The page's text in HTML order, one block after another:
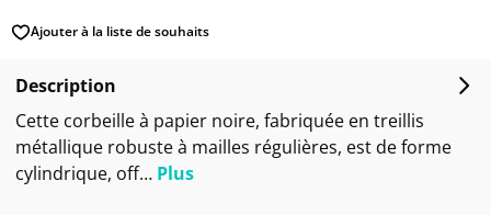
Ajouter à la liste de souhaits
Description
Cette corbeille à papier noire, fabriquée en treillis
métallique robuste à mailles régulières, est de forme
cylindrique, off… Plus